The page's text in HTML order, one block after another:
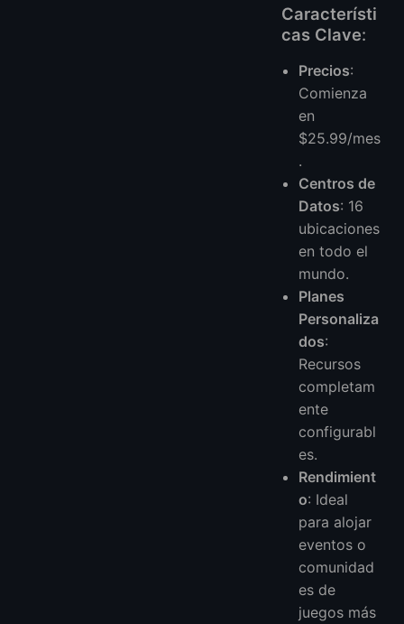
Característi
cas Clave:
Precios:
Comienza
en
$25.99/mes
.
Centros de
Datos: 16
ubicaciones
en todo el
mundo.
Planes
Personaliza
dos:
Recursos
completam
ente
configurabl
es.
Rendimient
o: Ideal
para alojar
eventos o
comunidad
es de
juegos más